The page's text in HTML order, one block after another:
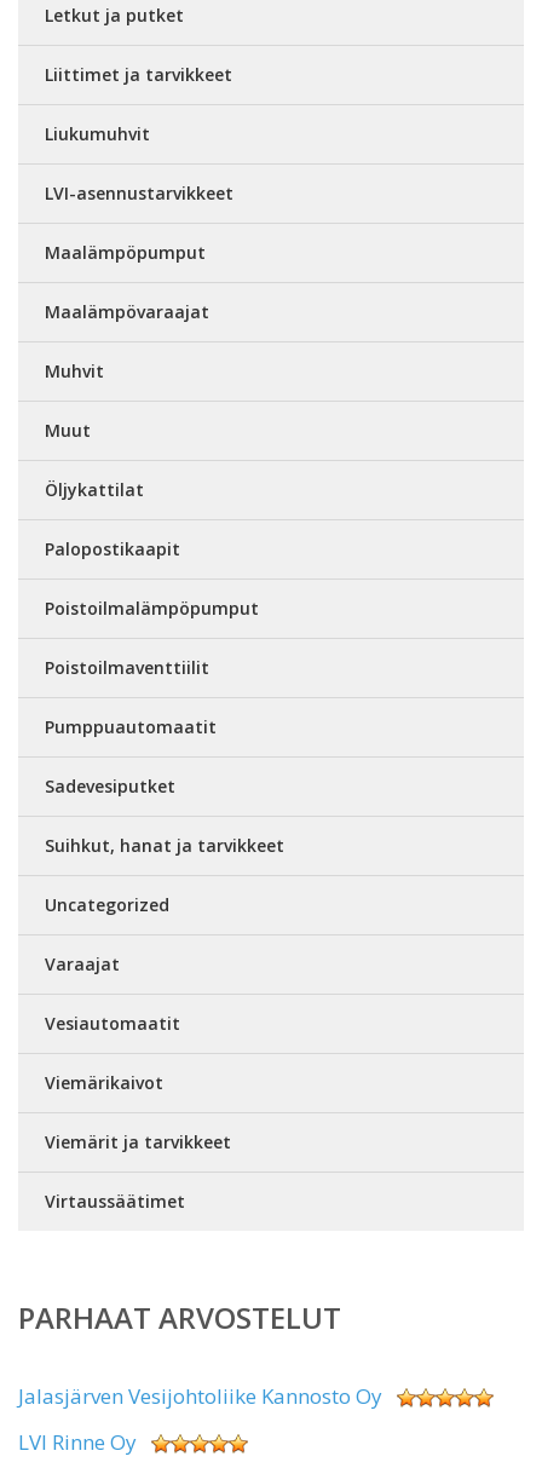
Letkut ja putket
Liittimet ja tarvikkeet
Liukumuhvit
LVI-asennustarvikkeet
Maalämpöpumput
Maalämpövaraajat
Muhvit
Muut
Öljykattilat
Palopostikaapit
Poistoilmalämpöpumput
Poistoilmaventtiilit
Pumppuautomaatit
Sadevesiputket
Suihkut, hanat ja tarvikkeet
Uncategorized
Varaajat
Vesiautomaatit
Viemärikaivot
Viemärit ja tarvikkeet
Virtaussäätimet
PARHAAT ARVOSTELUT
Jalasjärven Vesijohtoliike Kannosto Oy
LVI Rinne Oy